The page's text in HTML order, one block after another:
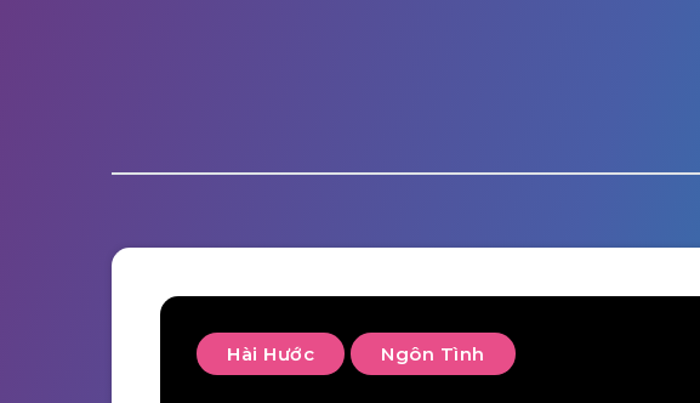
Hài Hước Ngôn Tình